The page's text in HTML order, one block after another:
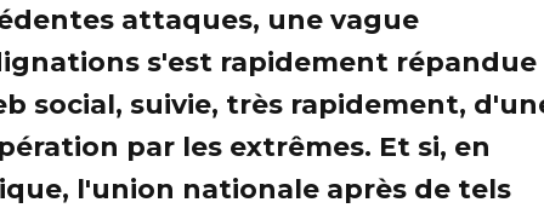
attaques, une vague
s'est rapidement répandue
social, suivie, très rapidement,
par les extrêmes. Et si, en
l'union nationale après de tels